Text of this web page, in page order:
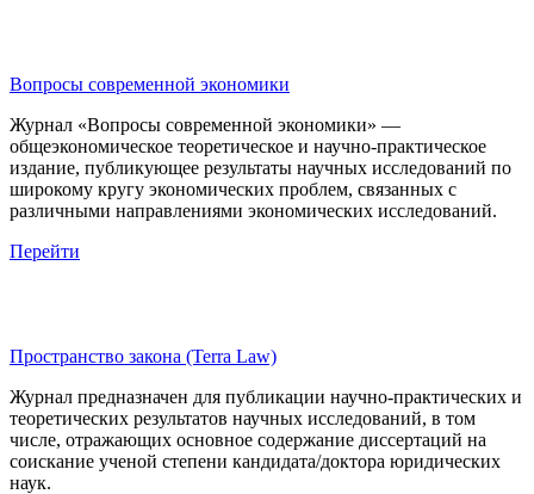
Вопросы современной экономики
Журнал «Вопросы современной экономики» —
общеэкономическое теоретическое и научно-практическое
издание, публикующее результаты научных исследований по
широкому кругу экономических проблем, связанных с
различными направлениями экономических исследований.
Перейти
Пространство закона (Terra Law)
Журнал предназначен для публикации научно-практических и
теоретических результатов научных исследований, в том
числе, отражающих основное содержание диссертаций на
соискание ученой степени кандидата/доктора юридических
наук.